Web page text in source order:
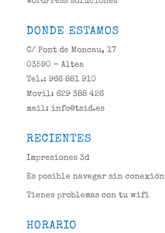
DONDE ESTAMOS
C/ Pont de Moncau, 17
03590 - Altea
Tel.: 966 881 910
Movil: 629 388 426
mail: info@tsid.es
RECIENTES
Impresiones 3d
Es posible navegar sin conexión
Tienes problemas con tu wifi
HORARIO